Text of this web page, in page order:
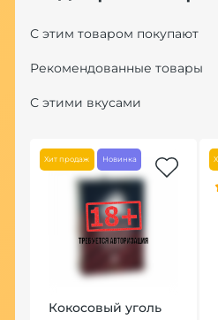
С этим товаром покупают
Рекомендованные товары
С этими вкусами
Хит продаж Новинка
Кокосовый уголь